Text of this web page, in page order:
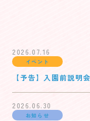
2026.07.16
イベント
【予告】入園前説明
のお知らせ（8/10公
2026.06.30
お知らせ